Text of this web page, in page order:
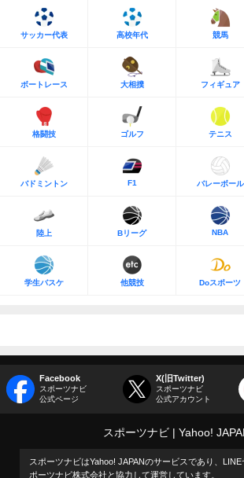
サッカー代表 高校年代 競馬
ボートレース 大相撲 フィギュア
格闘技 ゴルフ テニス
バドミントン F1 バレーボール
陸上 Bリーグ NBA
学生バスケ 他競技 Doスポーツ
Facebook
スポーツナビ
公式ページ
X(旧Twitter)
スポーツナビ
公式アカウント
スポーツナビ Yahoo!
スポーツナビはYahoo! JAPANのサービスであり、
ポーツナビ株式会社と協力して運営しています。